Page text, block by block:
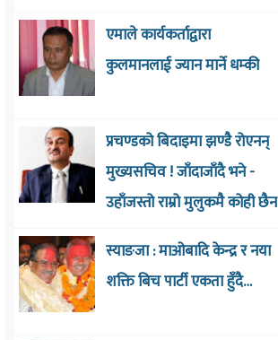
एमाले कार्यकर्ताद्वारा
कुलमानलाई ज्यान मार्ने धम्की
प्रचण्डको बिदाइमा झण्डै रोएनन्
मुख्यसचिव ! जाँदाजाँदै भने -
उहाँजस्तो राम्रो मुलुकमै कोही छैन
स्याङजा : माओबादि केन्द्र र नया
शक्ति बिच पार्टी एकता हुँदै…